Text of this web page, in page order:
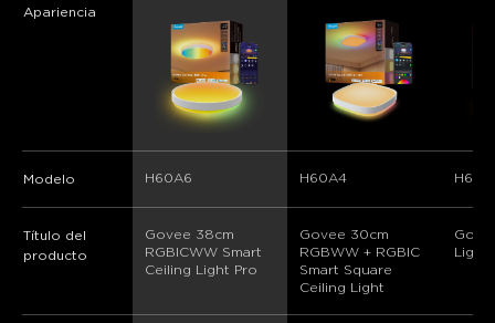
Apariencia
Modelo H60A6 H60A4
Título del
producto
Govee 38cm
RGBICWW Smart
Ceiling Light Pro
Govee 30cm
RGBWW + RGBIC
Smart Square
Ceiling Light
Light